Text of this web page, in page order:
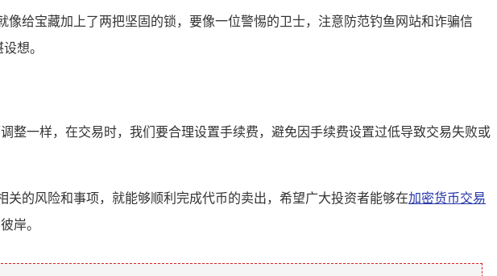
给宝藏加上了两把坚固的锁，要像一位警惕的卫士，注意防范钓鱼网站和诈骗信
想。
整一样，在交易时，我们要合理设置手续费，避免因手续费设置过低导致交易失败或
的风险和事项，就能够顺利完成代币的卖出，希望广大投资者能够在加密货币交易
岸。